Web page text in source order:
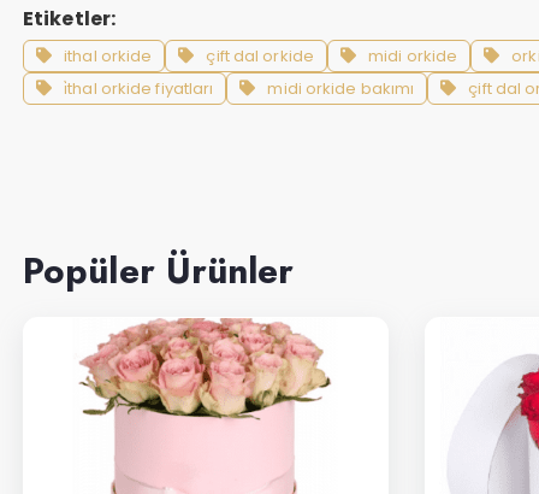
Etiketler:
ithal orkide çift dal orkide midi orkide
i̇thal orkide fiyatları
midi orkide bakımı çift dal
Popüler Ürünler